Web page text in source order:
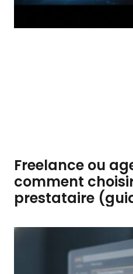
Freelance ou
comment
prestataire